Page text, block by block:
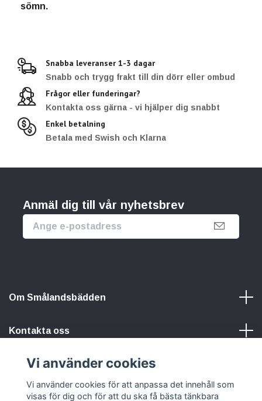
sömn.
Snabba leveranser 1-3 dagar
Snabb och trygg frakt till din dörr eller ombud
Frågor eller funderingar?
Kontakta oss gärna - vi hjälper dig snabbt
Enkel betalning
Betala med Swish och Klarna
Anmäl dig till vår nyhetsbrev
Om Smålandsbädden
Kontakta oss
Information
Sociala medier
Vi använder cookies
Vi använder cookies för att anpassa det innehåll som
visas för dig och för att du ska få bästa tänkbara